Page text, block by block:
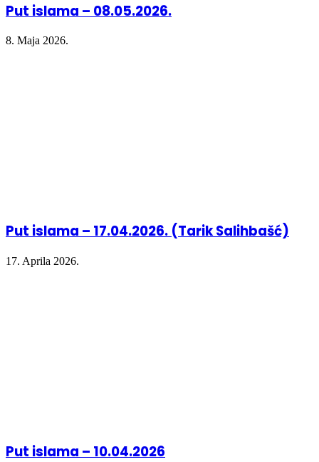
Put islama – 08.05.2026.
8. Maja 2026.
Put islama – 17.04.2026. (Tarik Salihbašć)
17. Aprila 2026.
Put islama – 10.04.2026